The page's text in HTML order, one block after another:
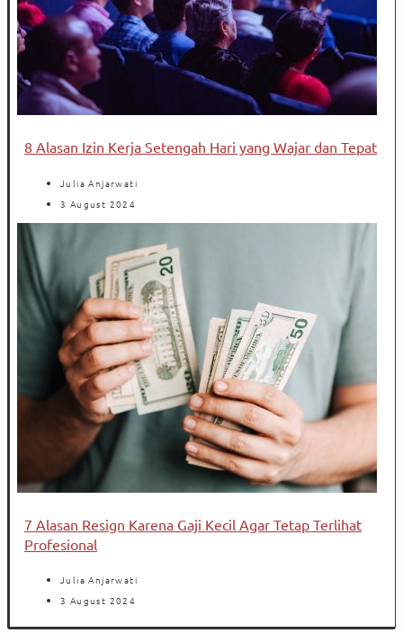
8 Alasan Izin Kerja Setengah Hari yang Wajar dan Tepat
Julia Anjarwati
3 August 2024
7 Alasan Resign Karena Gaji Kecil Agar Tetap Terlihat
Profesional
Julia Anjarwati
3 August 2024